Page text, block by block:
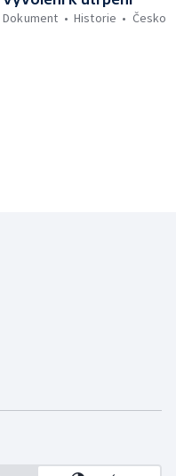
Dokument
Historie Česko